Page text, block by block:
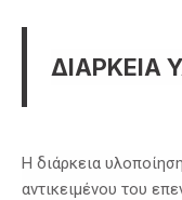
ΔΙΑΡΚΕΙΑ
Η διάρκεια
αντικειμένου του